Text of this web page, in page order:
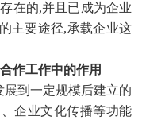
在的,并且已成为企业
主要途径,承载企业这
作工作中的作用
到一定规模后建立的
企业文化传播等功能